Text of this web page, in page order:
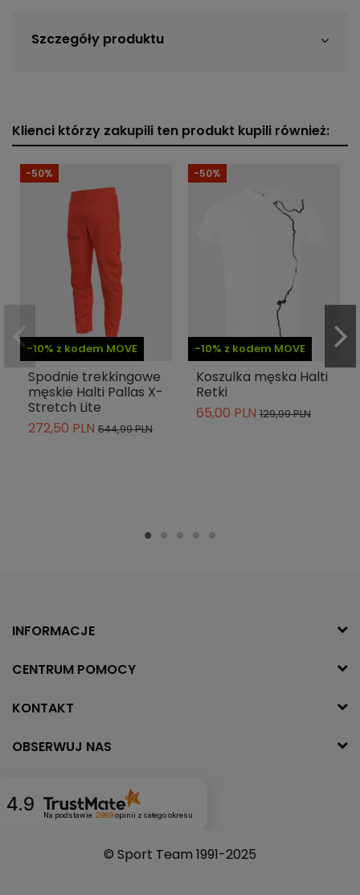
Szczegóły produktu
Klienci którzy zakupili ten produkt kupili również:
-10% z kodem MOVE
-50%
Spodnie trekkingowe
męskie Halti Pallas X-
Stretch Lite
272,50 PLN 544,99 PLN
-10% z kodem MOVE
-50%
Koszulka męska Halti
Retki
65,00 PLN 129,99 PLN
INFORMACJE
CENTRUM POMOCY
KONTAKT
OBSERWUJ NAS
4.9 Na podstawie 2989opinii z całego okresu
© Sport Team 1991-2025